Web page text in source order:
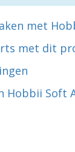
met
met dit
Hobbii Soft